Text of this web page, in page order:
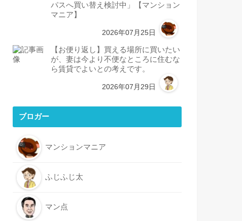
パスへ買い替え検討中」【マンション
マニア】
2026年07月25日
【お便り返し】買える場所に買いたい
が、妻は今より不便なところに住むな
ら賃貸でよいとの考えです。
2026年07月29日
ブロガー
マンションマニア
ふじふじ太
マン点